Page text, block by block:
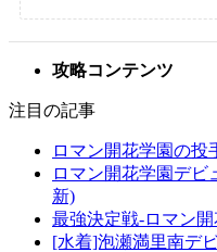
攻略コンテンツ
注目の記事
ロマン開花学園の投
ロマン開花学園デビ
新)
最強決定戦-ロマン
[水着]泡瀬満里南デ